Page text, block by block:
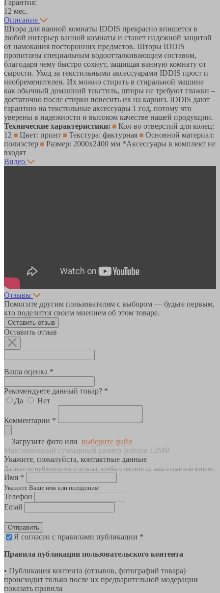
Гарантия:
12 мес.
Описание
Штора для ванной комнаты IDDIS прекрасно впишется в
любой интерьер ванной комнаты и станет надежной защитой
от намокания посторонних предметов. Шторы IDDIS
пропитаны специальным водоотталкивающим составом,
благодаря чему быстро сохнут, защищая ванную комнату от
сырости. Уход за текстильными аксессуарами IDDIS прост и
необременителен. Их можно стирать в стиральной машине
как обычный домашний текстиль, шторы не требуют глажки –
достаточно после стирки повесить их на карниз. IDDIS дают
гарантию на текстильные аксессуары 1 год, потому что
уверены в надежности и высоком качестве нашей продукции.
Технические характеристики:
Кол-во отверстий для колец:
12
Цвет: принт Текстура: фактурная
Основной материал:
полиэстер
Размер: 2000х2400 мм *Аксессуары в комплект не
входят
Видео
Отзывы
Помогите другим пользователям с выбором — будьте первым,
кто поделится своим мнением об этом товаре.
Оставить отзыв
Оставить отзыв
Ваша оценка *
Рекомендуете данный товар? *
Да
Нет
Комментарии *
Загрузите фото или выберите файл
Максимальный суммарный размер файлов 12MB
Укажите, пожалуйста, контактные данные
Данные не публикуются и нужны, чтобы ответить на ваш отзыв или вопрос
Имя *
Укажите Ваше имя или псевдоним
Телефон
Email
Отправить
Я согласен с правилами публикации *
Правила публикации пользовательского контента
• Публикация контента (отзывов, фотографий товара)
происходит только после их предварительной модерации
показать правила